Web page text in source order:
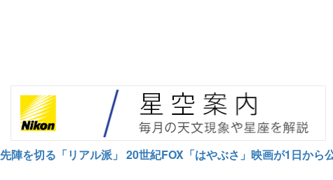
先陣を切る「リアル派」 20世紀FOX「はやぶさ」映画が1日から